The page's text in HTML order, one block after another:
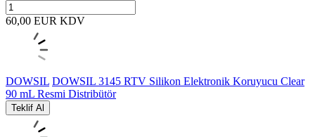
60,00 EUR KDV
DOWSIL DOWSIL 3145 RTV Silikon Elektronik Koruyucu Clear
90 mL Resmi Distribütör
Teklif Al